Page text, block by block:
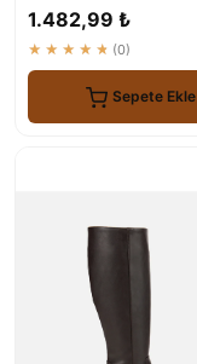
1.482,99 ₺
★★★★★ (0)
Sepete Ekle